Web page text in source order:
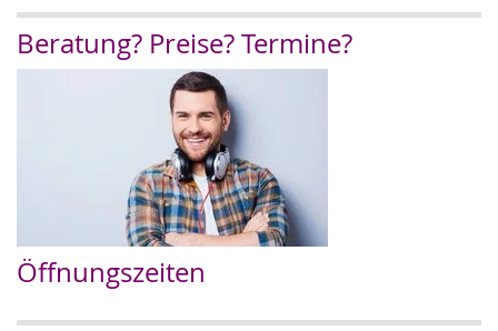
Beratung? Preise? Termine?
Öffnungszeiten